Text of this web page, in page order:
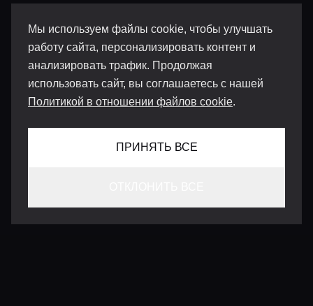
Мы используем файлы cookie, чтобы улучшать
работу сайта, персонализировать контент и
анализировать трафик. Продолжая
использовать сайт, вы соглашаетесь с нашей
Политикой в отношении файлов cookie.
ПРИНЯТЬ ВСЕ